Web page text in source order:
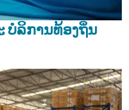
ບໍລິການທ້ອງຖິ່ນ